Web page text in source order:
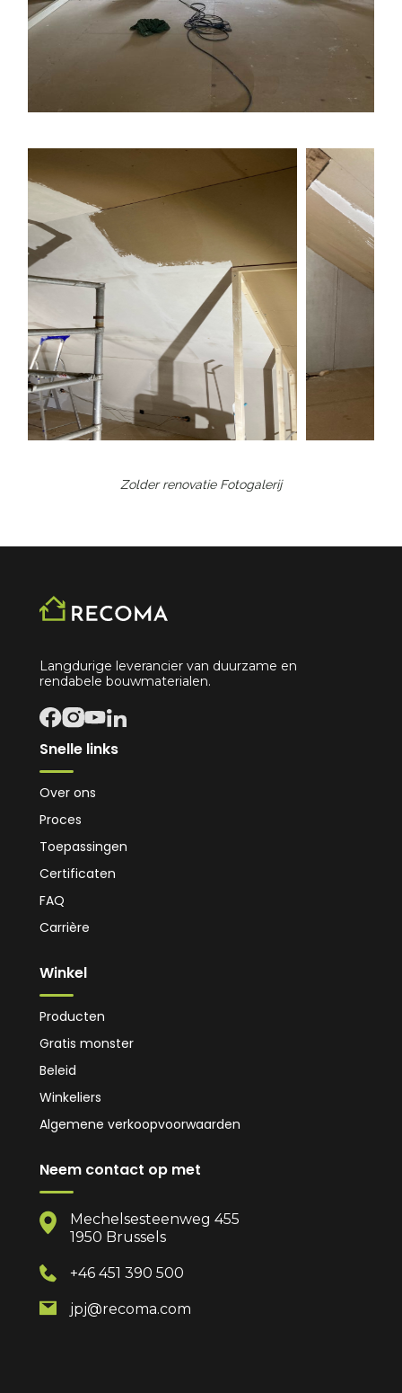
Zolder renovatieFotogalerij
Langdurige leverancier van duurzame en
rendabele bouwmaterialen.
Snelle links
Over ons
Proces
Toepassingen
Certificaten
FAQ
Carrière
Winkel
Producten
Gratis monster
Beleid
Winkeliers
Algemene verkoopvoorwaarden
Neem contact op met
Mechelsesteenweg 455
1950 Brussels
+46 451 390 500
jpj@recoma.com